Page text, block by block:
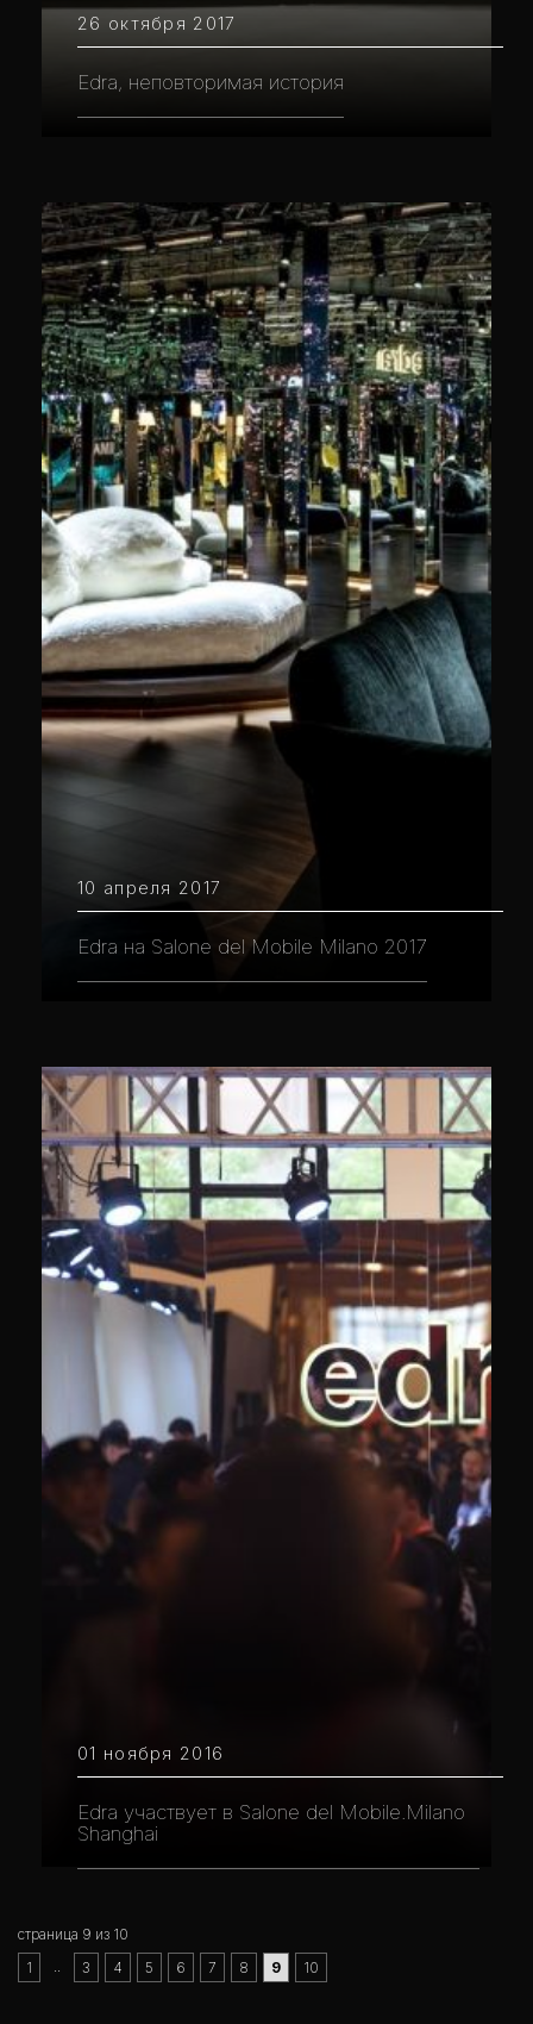
26 октября 2017
Edra, неповторимая история
10 апреля 2017
Edra на Salone del Mobile Milano 2017
01 ноября 2016
Edra участвует в Salone del Mobile.Milano
Shanghai
страница 9 из 10
1
3 4 5 6 7 8 9 10